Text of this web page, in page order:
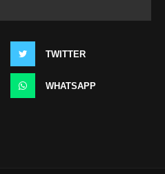
TWITTER
WHATSAPP